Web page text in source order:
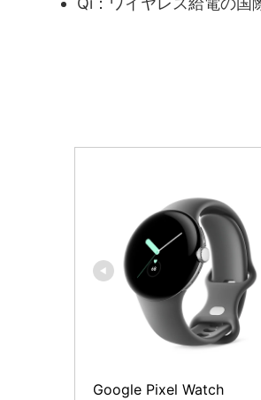
Google Pixel Watch